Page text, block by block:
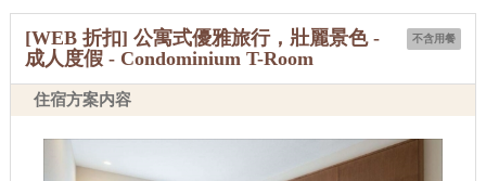
不含用餐
[WEB 折扣] 公寓式優雅旅行，壯麗景色 -
成人度假 - Condominium T-Room
住宿方案内容